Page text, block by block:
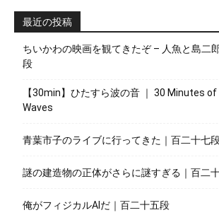
最近の投稿
ちいかわの映画を観てきたぞ – 人魚と島二
段
【30min】ひたすら波の音 ｜ 30 Minutes
Waves
青葉市子のライブに行ってきた｜百二十七
謎の建造物の正体がさらに謎すぎる｜百二
俺がフィジカルAIだ｜百二十五段